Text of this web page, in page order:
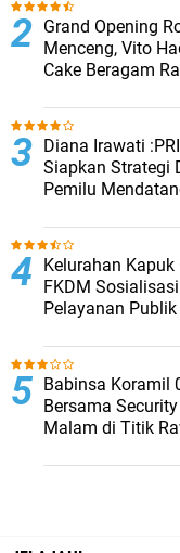
Grand Opening
Menceng, Vito
Cake Beragam
Diana Irawati
Siapkan Strategi
Pemilu
Kelurahan Kapuk
FKDM
Pelayanan Publik
Babinsa Koramil
Bersama
Malam di Titik